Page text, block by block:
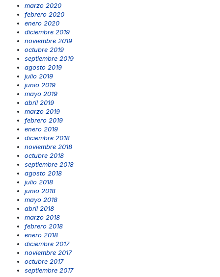
marzo 2020
febrero 2020
enero 2020
diciembre 2019
noviembre 2019
octubre 2019
septiembre 2019
agosto 2019
julio 2019
junio 2019
mayo 2019
abril 2019
marzo 2019
febrero 2019
enero 2019
diciembre 2018
noviembre 2018
octubre 2018
septiembre 2018
agosto 2018
julio 2018
junio 2018
mayo 2018
abril 2018
marzo 2018
febrero 2018
enero 2018
diciembre 2017
noviembre 2017
octubre 2017
septiembre 2017